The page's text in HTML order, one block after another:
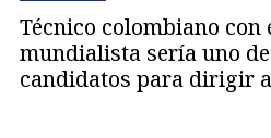
Técnico colombiano con
mundialista sería uno
candidatos para dirigir